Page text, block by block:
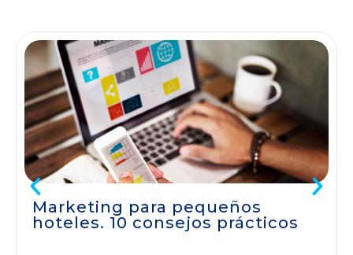
Marketing para pequeños
hoteles. 10 consejos prácticos